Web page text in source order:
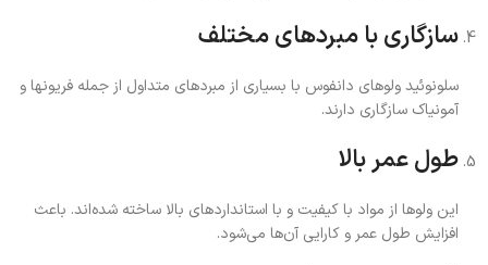
سازگاری با مبردهای مختلف
سلونوئید ولوهای دانفوس با بسیاری از مبردهای متداول از جمله فریونها و
آمونیاک سازگاری دارند.
طول عمر بالا
این ولوها از مواد با کیفیت و با استانداردهای بالا ساخته شده‌اند. باعث
افزایش طول عمر و کارایی آن‌ها می‌شود.